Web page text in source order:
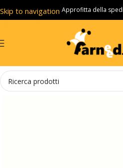
Skip to navigation
Skip to main content
Approfitta della